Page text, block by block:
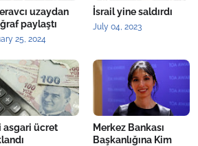
uzaydan
paylaştı
25, 2024
İsrail yine saldırdı
July 04, 2023
asgari ücret
Merkez Bankası
Başkanlığına Kim